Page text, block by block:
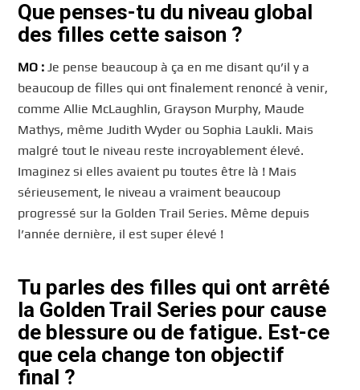
Que penses-tu du niveau global
des filles cette saison ?
MO : Je pense beaucoup à ça en me disant qu’il y a
beaucoup de filles qui ont finalement renoncé à venir,
comme Allie McLaughlin, Grayson Murphy, Maude
Mathys, même Judith Wyder ou Sophia Laukli. Mais
malgré tout le niveau reste incroyablement élevé.
Imaginez si elles avaient pu toutes être là ! Mais
sérieusement, le niveau a vraiment beaucoup
progressé sur la Golden Trail Series. Même depuis
l’année dernière, il est super élevé !
Tu parles des filles qui ont arrêté
la Golden Trail Series pour cause
de blessure ou de fatigue. Est-ce
que cela change ton objectif
final ?